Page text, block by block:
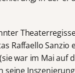
Raffaello
war im Mai auf